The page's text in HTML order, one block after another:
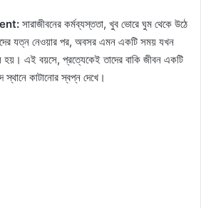
সারাজীবনের কর্মব্যস্ততা, খুব ভোরে ঘুম থেকে উঠে
যত্ন নেওয়ার পর, অবসর এমন একটি সময় যখন
এই বয়সে, প্রত্যেকেই তাদের বাকি জীবন একটি
স্থানে কাটানোর স্বপ্ন দেখে।